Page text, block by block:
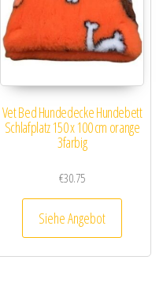
Vet Bed Hundedecke Hundebett
Schlafplatz 150 x 100 cm orange
3farbig
€30.75
Siehe Angebot